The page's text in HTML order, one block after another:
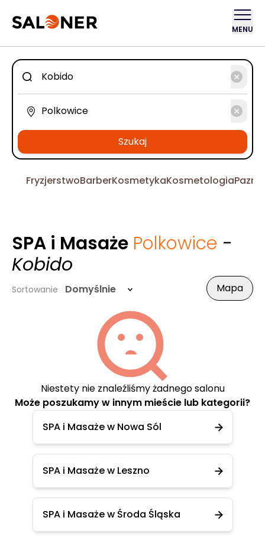
MENU
Szukaj
FryzjerstwoBarberKosmetykaKosmetologia
SPA i Masaże Polkowice -
Kobido
Sortowanie Domyślnie Mapa
Niestety nie znaleźliśmy żadnego salonu
Może poszukamy w innym mieście lub kategorii?
SPA i Masaże w Nowa Sól
SPA i Masaże w Leszno
SPA i Masaże w Środa Śląska